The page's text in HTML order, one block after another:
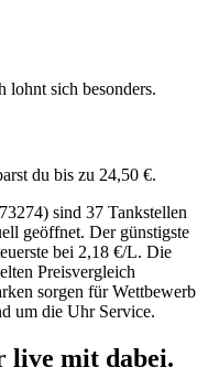
lohnt sich besonders.
du bis zu 24,50 €.
sind 37 Tankstellen
geöffnet. Der günstigste
bei 2,18 €/L. Die
Preisvergleich
sorgen für Wettbewerb
um die Uhr Service.
live mit dabei.